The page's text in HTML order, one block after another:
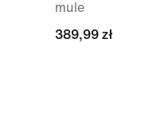
mule
389,99 zł
389,99 zł